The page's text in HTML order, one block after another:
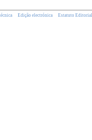
Edição electrónica Estatuto Editorial